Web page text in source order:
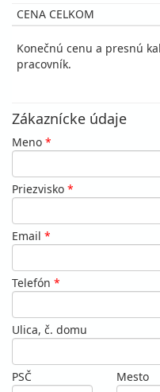
CENA CELKOM
Konečnú cenu a presnú
pracovník.
Zákaznícke údaje
Meno *
Priezvisko *
Email *
Telefón *
Ulica, č. domu
PSČ Mesto